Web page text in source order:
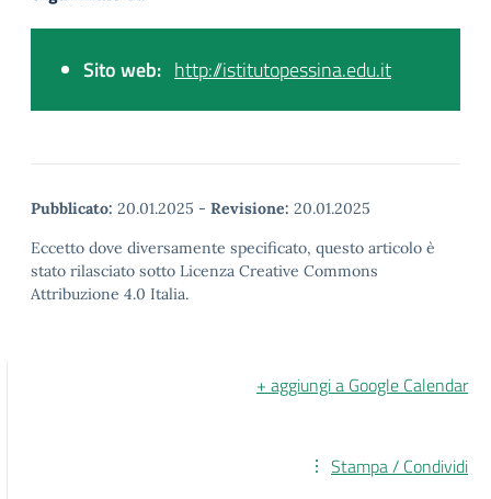
Sito web: http://istitutopessina.edu.it
Pubblicato: 20.01.2025 - Revisione: 20.01.2025
Eccetto dove diversamente specificato, questo articolo è
stato rilasciato sotto Licenza Creative Commons
Attribuzione 4.0 Italia.
+ aggiungi a Google Calendar
Stampa / Condividi